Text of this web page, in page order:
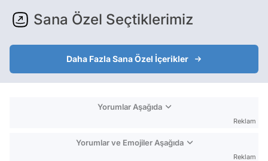
Sana Özel Seçtiklerimiz
Daha Fazla Sana Özel İçerikler
Yorumlar Aşağıda
Reklam
Yorumlar ve Emojiler Aşağıda
Reklam